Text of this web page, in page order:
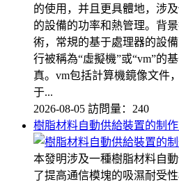
的使用，并且更具體地，涉
的設備的功率和熱管理。背
術，常規的基于處理器的設
行被稱為“虛擬機”或“vm”的
真。vm包括計算機鏡像文件
于...
2026-08-05 訪問量：240
樹脂材料自動供給裝置的制
本發明涉及一種樹脂材料自
了提高通信模塊的吸濕耐受性